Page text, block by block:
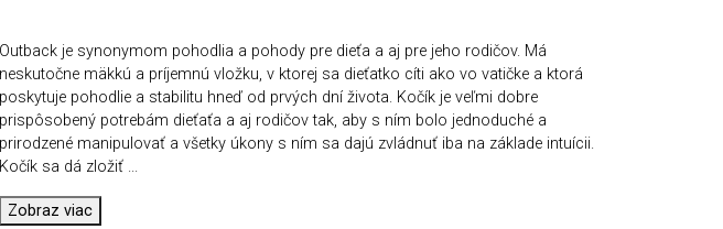
Outback je synonymom pohodlia a pohody pre dieťa a aj pre jeho rodičov. Má
neskutočne mäkkú a príjemnú vložku, v ktorej sa dieťatko cíti ako vo vatičke a ktorá
poskytuje pohodlie a stabilitu hneď od prvých dní života. Kočík je veľmi dobre
prispôsobený potrebám dieťaťa a aj rodičov tak, aby s ním bolo jednoduché a
prirodzené manipulovať a všetky úkony s ním sa dajú zvládnuť iba na základe intuícii.
Kočík sa dá zložiť ...
Zobraz viac